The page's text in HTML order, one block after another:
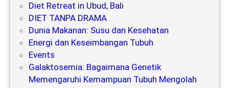
Diet Retreat in Ubud, Bali
DIET TANPA DRAMA
Dunia Makanan: Susu dan Kesehatan
Energi dan Keseimbangan Tubuh
Events
Galaktosemia: Bagaimana Genetik
Memengaruhi Kemampuan Tubuh Mengolah